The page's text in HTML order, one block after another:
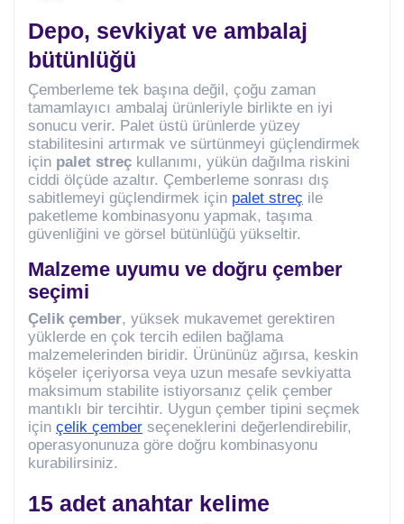
Depo, sevkiyat ve ambalaj
bütünlüğü
Çemberleme tek başına değil, çoğu zaman
tamamlayıcı ambalaj ürünleriyle birlikte en iyi
sonucu verir. Palet üstü ürünlerde yüzey
stabilitesini artırmak ve sürtünmeyi güçlendirmek
için palet streç kullanımı, yükün dağılma riskini
ciddi ölçüde azaltır. Çemberleme sonrası dış
sabitlemeyi güçlendirmek için palet streç ile
paketleme kombinasyonu yapmak, taşıma
güvenliğini ve görsel bütünlüğü yükseltir.
Malzeme uyumu ve doğru çember
seçimi
Çelik çember, yüksek mukavemet gerektiren
yüklerde en çok tercih edilen bağlama
malzemelerinden biridir. Ürününüz ağırsa, keskin
köşeler içeriyorsa veya uzun mesafe sevkiyatta
maksimum stabilite istiyorsanız çelik çember
mantıklı bir tercihtir. Uygun çember tipini seçmek
için çelik çember seçeneklerini değerlendirebilir,
operasyonunuza göre doğru kombinasyonu
kurabilirsiniz.
15 adet anahtar kelime